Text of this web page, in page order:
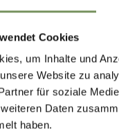
Cookies
um Inhalte und
Website zu
für soziale
Daten
haben.